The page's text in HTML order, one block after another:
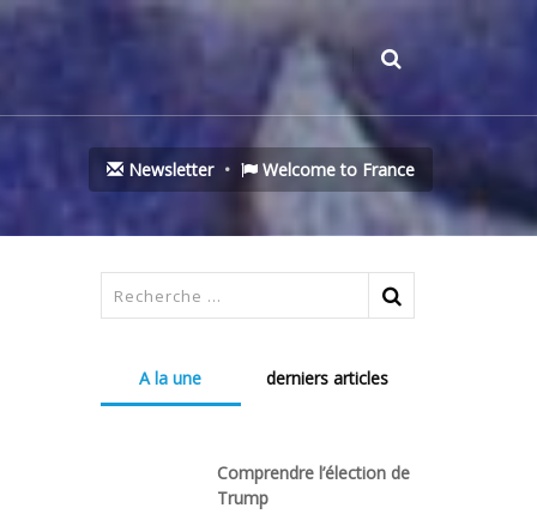
Newsletter Welcome to France
A la une derniers articles
Comprendre l’élection de
Trump